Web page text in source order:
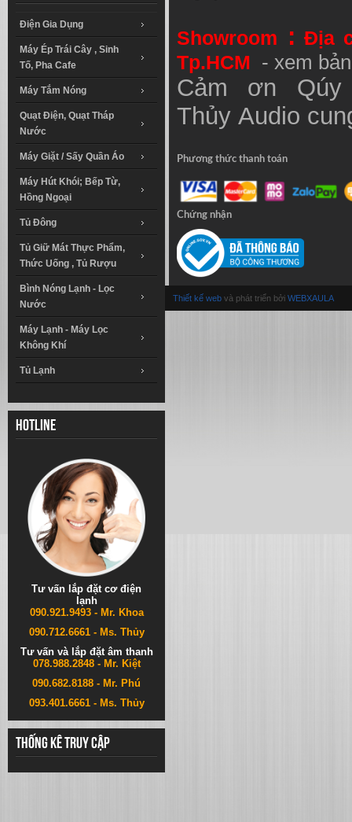
Điện Gia Dụng
Máy Ép Trái Cây , Sinh
Tố, Pha Cafe
Máy Tắm Nóng
Quạt Điện, Quạt Tháp
Nước
Máy Giặt / Sấy Quần Áo
Máy Hút Khói; Bếp Từ,
Hồng Ngoại
Tủ Đông
Tủ Giữ Mát Thực Phẩm,
Thức Uống , Tủ Rượu
Bình Nóng Lạnh - Lọc
Nước
Máy Lạnh - Máy Lọc
Không Khí
Tủ Lạnh
Hotline
Tư vấn lắp đặt cơ điện
lạnh
090.921.9493 - Mr. Khoa
090.712.6661 - Ms. Thủy
Tư vấn và lắp đặt âm thanh
078.988.2848 - Mr. Kiệt
090.682.8188 - Mr. Phú
093.401.6661 - Ms. Thủy
Thống kê truy cập
Showroom : Địa
Tp.HCM - xem
Cảm ơn
Thủy Audio
Phương thức thanh toán
Chứng nhận
Thiết kế web và phát triển bởi WEBXAULA